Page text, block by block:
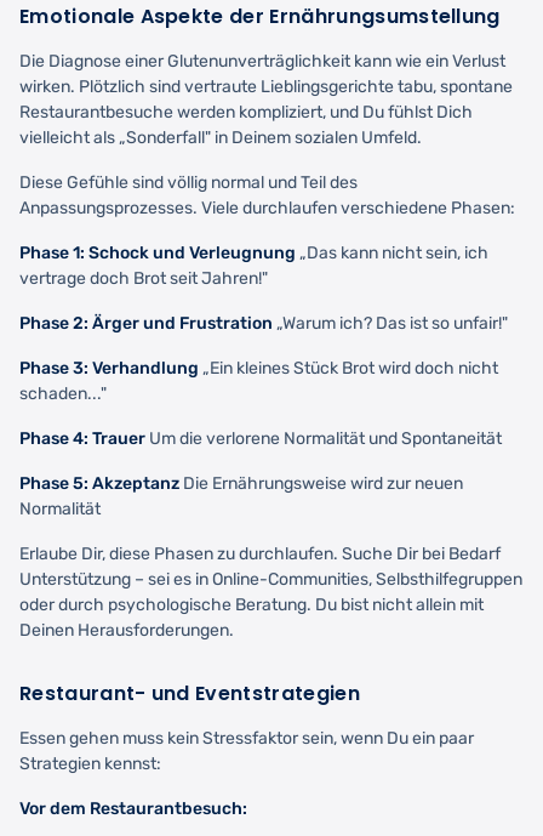
Emotionale Aspekte der Ernährungsumstellung
Die Diagnose einer Glutenunverträglichkeit kann wie ein Verlust
wirken. Plötzlich sind vertraute Lieblingsgerichte tabu, spontane
Restaurantbesuche werden kompliziert, und Du fühlst Dich
vielleicht als „Sonderfall" in Deinem sozialen Umfeld.
Diese Gefühle sind völlig normal und Teil des
Anpassungsprozesses. Viele durchlaufen verschiedene Phasen:
Phase 1: Schock und Verleugnung „Das kann nicht sein, ich
vertrage doch Brot seit Jahren!"
Phase 2: Ärger und Frustration „Warum ich? Das ist so unfair!"
Phase 3: Verhandlung „Ein kleines Stück Brot wird doch nicht
schaden..."
Phase 4: Trauer Um die verlorene Normalität und Spontaneität
Phase 5: Akzeptanz Die Ernährungsweise wird zur neuen
Normalität
Erlaube Dir, diese Phasen zu durchlaufen. Suche Dir bei Bedarf
Unterstützung – sei es in Online-Communities, Selbsthilfegruppen
oder durch psychologische Beratung. Du bist nicht allein mit
Deinen Herausforderungen.
Restaurant- und Eventstrategien
Essen gehen muss kein Stressfaktor sein, wenn Du ein paar
Strategien kennst:
Vor dem Restaurantbesuch: